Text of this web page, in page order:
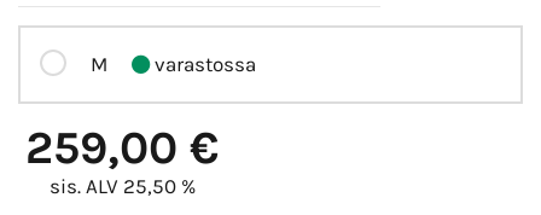
M varastossa
259,00 €
sis. ALV 25,50 %